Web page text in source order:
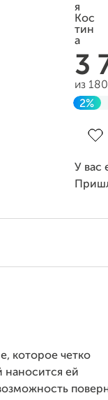
3
из
2%
У вас
которое четко
наносится ей